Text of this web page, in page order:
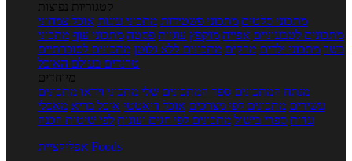
קטגוריות נפוצות
מתכוני סלטים מתכוני פשטידות מתכוני עוגות אוכל צמחוני
מתכונים לטבעוניים אפייה מוקפץ עוגיות פסטה מתכוני עוף מתכוני
בשר מתכוני ילדים מרקים מתכונים ללא גלוטן מתכונים לסוכרתיים
טרנדים בעולם האוכל
מיוחדים
מנתח המתכונים ספר המתכונים שלי מתכוני וידאו מתכונים
עשירים מתכונים לפי מצרכים אוכל דיאטטי אוכל בריא מאכלי
עדות ספרי בישול מתכונים לפי חגים ועונות לפי שיטות הכנה
אפליקציית Foods